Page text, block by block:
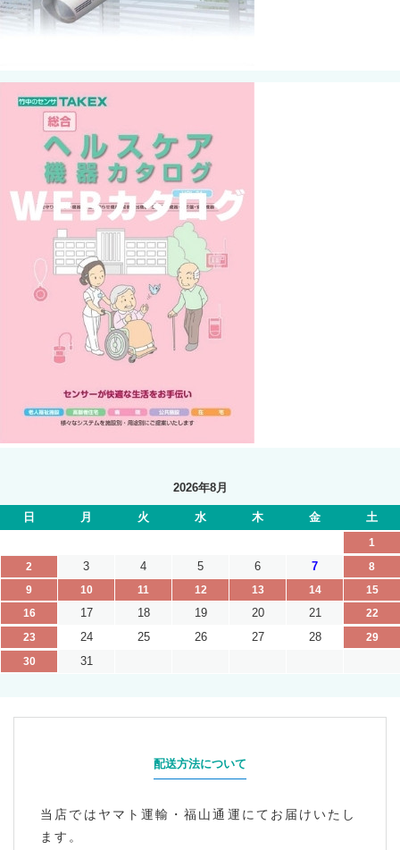
2026年8月
日 月 火 水 木 金 土
1
2
3 4 5 6 7
8
9
10 11 12 13 14
15
16
17 18 19 20 21
22
23
24 25 26 27 28
29
30
31
配送方法について
当店ではヤマト運輸・福山通運にてお届けいたし
ます。